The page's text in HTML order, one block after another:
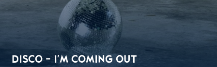
DISCO - I'M COMING OUT